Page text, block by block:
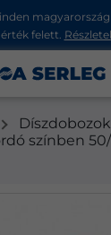
felett.
színben